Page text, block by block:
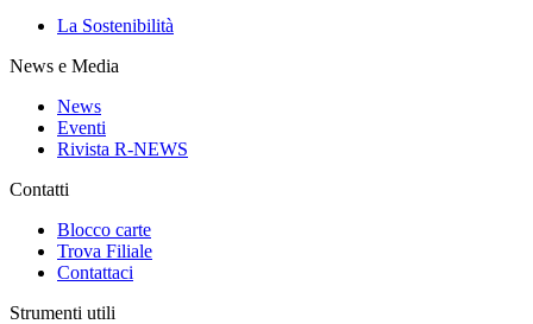
La Sostenibilità
News e Media
News
Eventi
Rivista R-NEWS
Contatti
Blocco carte
Trova Filiale
Contattaci
Strumenti utili